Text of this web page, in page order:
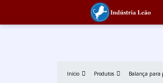
Início Produtos Balança para